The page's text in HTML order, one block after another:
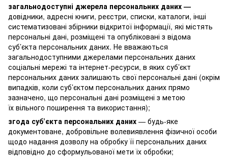
загальнодоступні джерела персональних даних —
довідники, адресні книги, реєстри, списки, каталоги, інші
систематизовані збірники відкритої інформації, які містять
персональні дані, розміщені та опубліковані з відома
суб’єкта персональних даних. Не вважаються
загальнодоступними джерелами персональних даних
соціальні мережі та інтернет-ресурси, в яких суб’єкт
персональних даних залишають свої персональні дані (окрім
випадків, коли суб’єктом персональних даних прямо
зазначено, що персональні дані розміщені з метою
їх вільного поширення та використання);
згода суб’єкта персональних даних — будь-яке
документоване, добровільне волевиявлення фізичної особи
щодо надання дозволу на обробку її персональних даних
відповідно до сформульованої мети їх обробки;